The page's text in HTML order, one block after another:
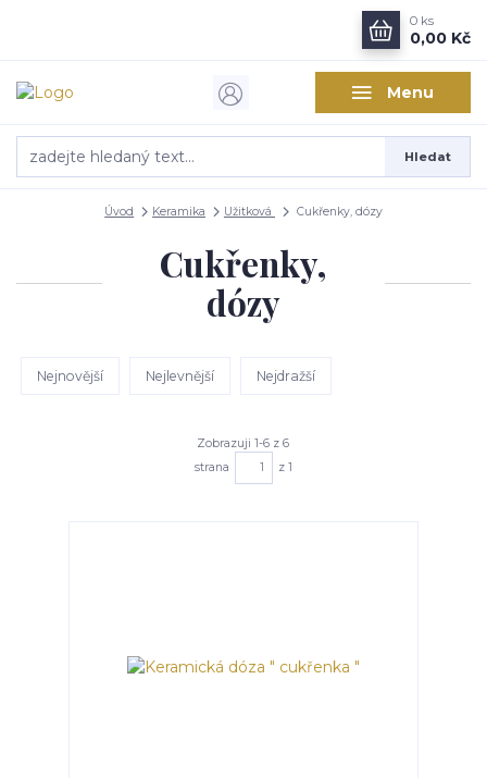
Menu
Hledat
0 ks
0,00 Kč
Úvod Keramika Užitková Cukřenky, dózy
Cukřenky,
dózy
Nejnovější Nejlevnější Nejdražší
Zobrazuji 1-6 z 6
strana
z 1